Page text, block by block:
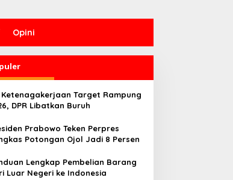
Opini
Ketenagakerjaan Target Rampung
DPR Libatkan Buruh
Prabowo Teken Perpres
Potongan Ojol Jadi 8 Persen
Lengkap Pembelian Barang
Luar Negeri ke Indonesia